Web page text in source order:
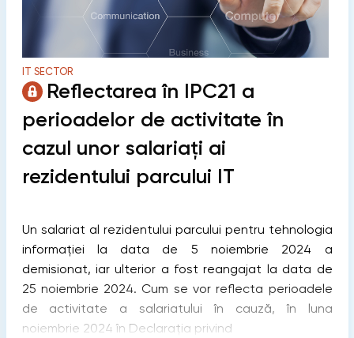
IT SECTOR
Reflectarea în IPC21 a
perioadelor de activitate în
cazul unor salariați ai
rezidentului parcului IT
Un salariat al rezidentului parcului pentru tehnologia
informației la data de 5 noiembrie 2024 a
demisionat, iar ulterior a fost reangajat la data de
25 noiembrie 2024. Cum se vor reflecta perioadele
de activitate a salariatului în cauză, în luna
noiembrie 2024 în Declaraţia privind